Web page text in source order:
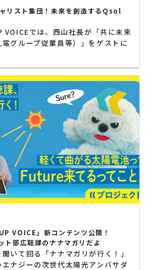
リスト集団！未来を創造するQsol
VOICEでは、西山社長が「共に未来
グループ従業員等）」をゲストに
VOICE」新コンテンツ公開！
ト部広聴課のナナマガリだよ
いて回る「ナナマガリが行く！」
ナジーの次世代太陽光アンバサダ